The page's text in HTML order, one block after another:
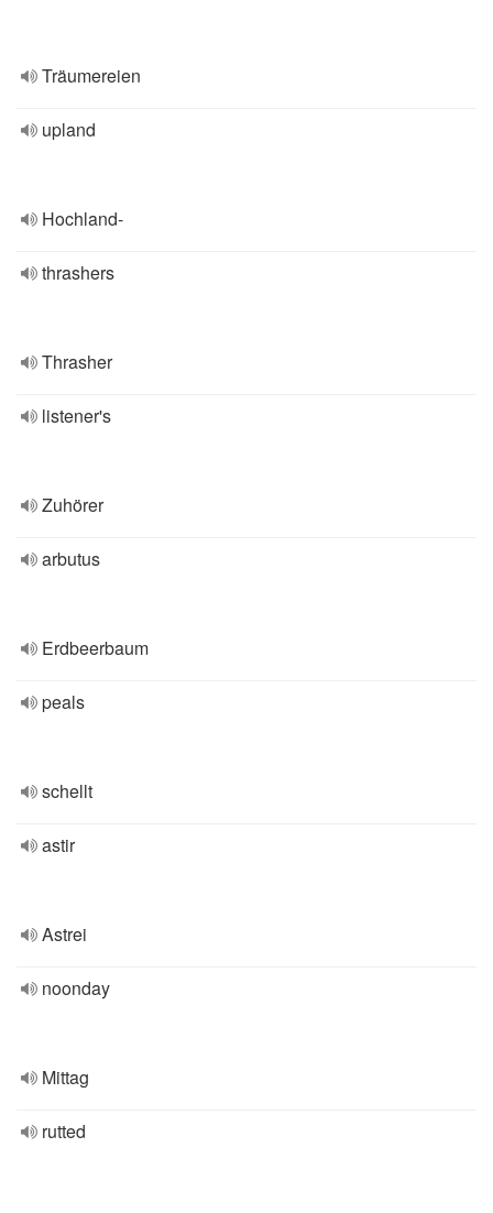
Träumereien
upland
Hochland-
thrashers
Thrasher
listener's
Zuhörer
arbutus
Erdbeerbaum
peals
schellt
astir
Astrei
noonday
Mittag
rutted